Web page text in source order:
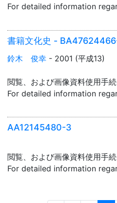
For detailed information
書籍文化史 -
鈴木 俊幸 - 2001 (平成13)
閲覧、および画像資料使用手
For detailed information
AA12145480-3
閲覧、および画像資料使用手
For detailed information